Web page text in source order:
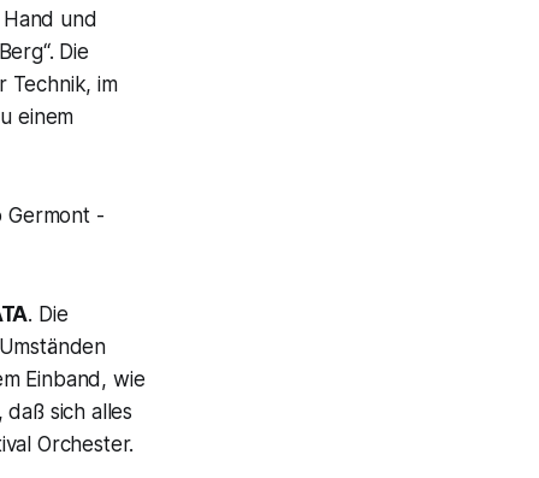
und
“. Die
Technik, im
einem
-
. Die
Einband, wie
sich alles
Orchester.